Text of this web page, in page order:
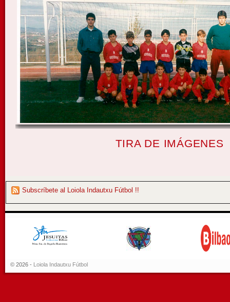
TIRA DE IMÁGENES
Subscríbete al Loiola Indautxu Fútbol !!
© 2026 - Loiola Indautxu Fútbol